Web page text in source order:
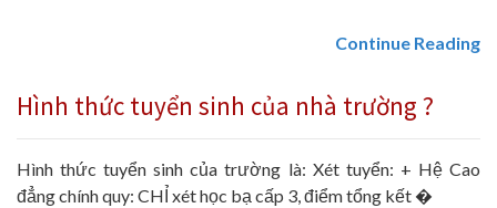
Continue Reading
Hình thức tuyển sinh của nhà trường ?
Hình thức tuyển sinh của trường là: Xét tuyển: + Hệ Cao
đẳng chính quy: CHỈ xét học bạ cấp 3, điểm tổng kết �